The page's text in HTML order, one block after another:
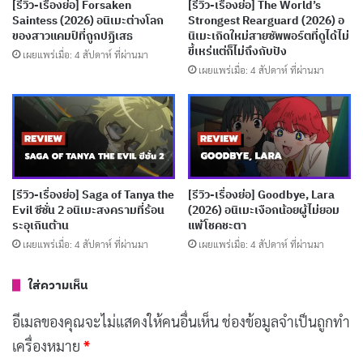
ทำให้เรื่องนี้เต็มไปด้วยความสนุกสนานและน่าติดตาม
[รีวิว-เรื่องย่อ] Hanaori-san (2026) อดีตจอมมาร
เกิดใหม่ปะทะวีรสตรีในรั้วโรงเรียน
เผยแพร่เมื่อ: 3 สัปดาห์ ที่ผ่านมา
[รีวิว-เรื่องย่อ] MEBIUS DUST (2026) อนิเมะเด็ก
พลังพิเศษที่แนวคิดดีแต่ไปไม่สุด
เผยแพร่เมื่อ: 3 สัปดาห์ ที่ผ่านมา
ด้านที่อบอุ่นเกินคาด
[รีวิว-เรื่องย่อ] Forsaken
Saintess (2026) อนิเมะต่างโลก
ของสาวแคมป์ที่ถูกปฏิเสธ
เผยแพร่เมื่อ: 4 สัปดาห์ ที่ผ่านมา
[รีวิว-เรื่องย่อ] The World’s
Strongest Rearguard (2026) อ
นิเมะเกิดใหม่สายซัพพอร์ตที่ดูได้ไม่
ขี้เหร่แต่ก็ไม่ถึงกับปัง
เผยแพร่เมื่อ: 4 สัปดาห์ ที่ผ่านมา
[รีวิว-เรื่องย่อ] Saga of Tanya the
Evil ซีซั่น 2 อนิเมะสงครามที่ร้อน
ระอุเกินต้าน
เผยแพร่เมื่อ: 4 สัปดาห์ ที่ผ่านมา
[รีวิว-เรื่องย่อ] Goodbye, Lara
(2026) อนิเมะเงือกน้อยผู้ไม่ยอม
แพ้โชคชะตา
เผยแพร่เมื่อ: 4 สัปดาห์ ที่ผ่านมา
ใส่ความเห็น
อีเมลของคุณจะไม่แสดงให้คนอื่นเห็นช่องข้อมูลจำเป็นถูกทำ
เครื่องหมาย *